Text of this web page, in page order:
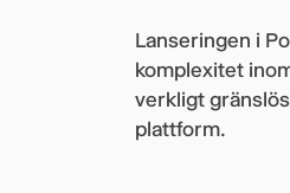
Lanseringen i
komplexitet
verkligt
plattform.